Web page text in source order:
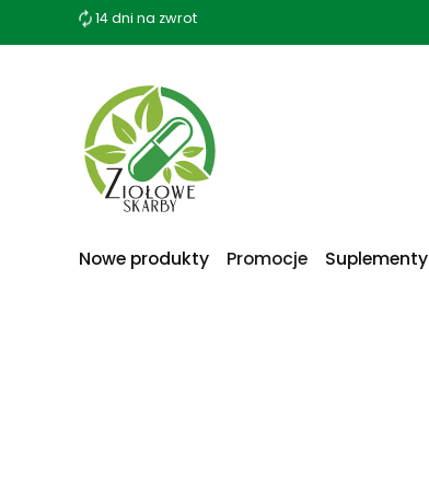
14 dni na zwrot
Nowe produkty Promocje Suplementy